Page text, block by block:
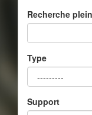
Recherche
Type
Support